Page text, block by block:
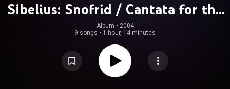
Sibelius: Snofrid / Cantata for the
Coronation of Nicholas Ii /
Rakastava
Album • 2004
9 songs • 1 hour, 14 minutes